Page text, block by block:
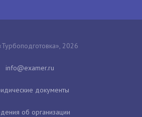
2026
документы
об организации